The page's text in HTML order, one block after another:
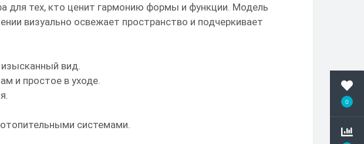
0
для тех, кто ценит гармонию формы и функции. Модель
визуально освежает пространство и подчеркивает
вид.
и простое в уходе.
системами.